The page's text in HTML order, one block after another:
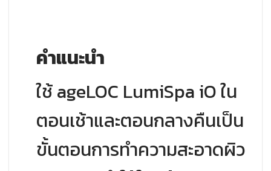
คำแนะนำ
ใช้ ageLOC LumiSpa iO ใน
ตอนเช้าและตอนกลางคืนเป็น
ขั้นตอนการทำความสะอาดผิว